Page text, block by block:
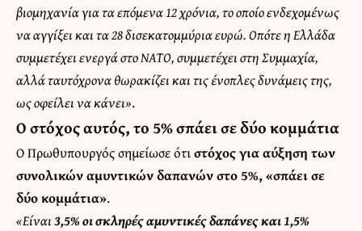
βιομηχανία για τα επόμενα 12 χρόνια, το οποίο ενδεχομένως
να αγγίξει και τα 28 δισεκατομμύρια ευρώ. Οπότε η Ελλάδα
συμμετέχει ενεργά στο ΝΑΤΟ, συμμετέχει στη Συμμαχία,
αλλά ταυτόχρονα θωρακίζει και τις ένοπλες δυνάμεις της,
ως οφείλει να κάνει».
Ο στόχος αυτός, το 5% σπάει σε δύο κομμάτια
Ο Πρωθυπουργός σημείωσε ότιστόχος για αύξηση των
συνολικών αμυντικών δαπανών στο 5%, «σπάει σε
δύο κομμάτια».
«Είναι3,5% οι σκληρές αμυντικές δαπάνες και 1,5%